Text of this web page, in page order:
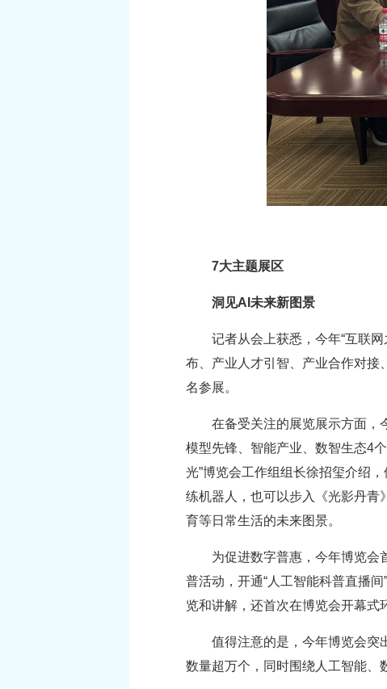
7大主题展区
洞见AI未来新图景
记者从会上获悉，今年“互联
布、产业人才引智、产业合作对接
名参展。
在备受关注的展览展示方面，
模型先锋、智能产业、数智生态4
光”博览会工作组组长徐招玺介绍
练机器人，也可以步入《光影丹青
育等日常生活的未来图景。
为促进数字普惠，今年博览会
普活动，开通“人工智能科普直播
览和讲解，还首次在博览会开幕式
值得注意的是，今年博览会突
数量超万个，同时围绕人工智能、